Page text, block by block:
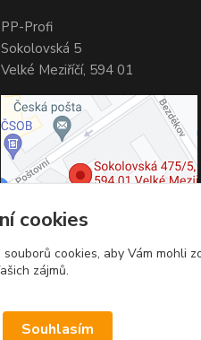
PP-Profi
Sokolovská 5
Velké Meziříčí, 594 01
cookies
souborů cookies, aby Vám mohli
zájmů.
Souhlasím